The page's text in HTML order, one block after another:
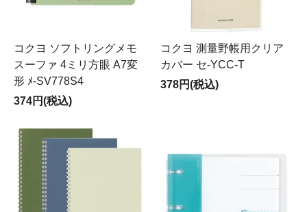
コクヨ ソフトリングメモ
スーファ 4ミリ方眼 A7変
形 ﾒ-SV778S4
374円(税込)
コクヨ 測量野帳用クリア
カバー セ-YCC-T
378円(税込)